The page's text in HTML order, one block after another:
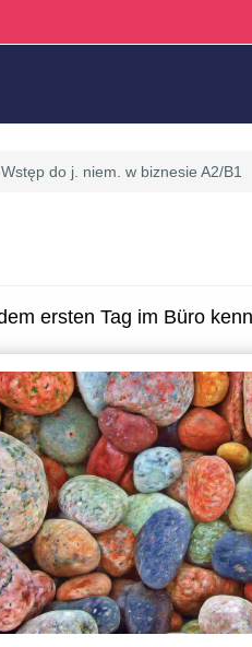
Wstęp do j. niem. w biznesie A2/B1